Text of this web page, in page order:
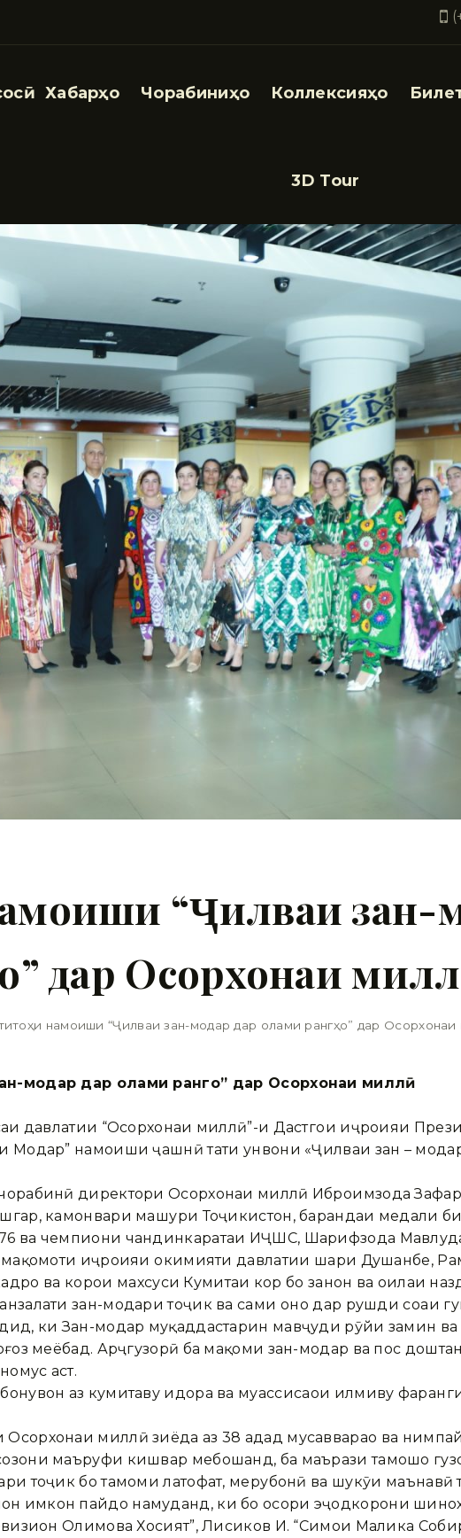
Хабарҳо Чорабиниҳо Коллексияҳо
3D Tour
“Ҷилваи зан-
дар Осорхонаи
намоиши “Ҷилваи зан-модар дар олами рангҳо” дар Осорхонаи
модар дар олами рангҳо” дар Осорхонаи миллӣ
давлатии “Осорхонаи миллӣ”-и Дастгоҳи иҷроияи
Модар” намоиши ҷашнӣ таҳти унвони «Ҷилваи зан – модар
директори Осорхонаи миллӣ Иброҳимзода
камонвари машҳури Тоҷикистон, барандаи медали
ва чемпиони чандинкаратаи ИҶШС, Шарифзода
иҷроияи ҳокимияти давлатии шаҳри Душанбе,
ва корҳои махсуси Кумитаи кор бо занон ва оилаи
зан-модари тоҷик ва саҳми онҳо дар рушди соҳаҳи
ки Зан-модар муқаддастарин мавҷуди рӯйи замин ва
меёбад. Арҷгузорӣ ба мақоми зан-модар ва пос
аст.
аз кумитаву идора ва муассисаҳои илмиву
миллӣ зиёда аз 38 адад мусаввараҳо ва
маъруфи кишвар мебошанд, ба маърази тамошо
тоҷик бо тамоми латофат, меҳрубонӣ ва шукӯҳи маънавӣ
имкон пайдо намуданд, ки бо осори эҷодкорони
Олимова Хосият”, Лисиков И. “Симои Малика